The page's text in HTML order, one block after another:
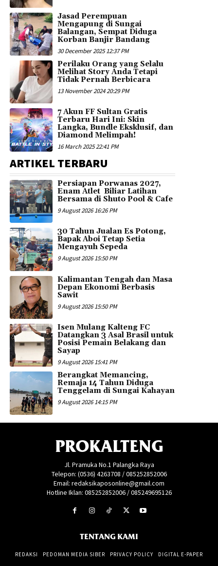
Jasad Perempuan
Mengapung di Sungai
Balangan, Sempat Diduga
Korban Banjir Bandang
30 December 2025 12:37 PM
Perilaku Orang yang Selalu
Melihat Story Anda Tetapi
Tidak Pernah Berbicara
13 November 2024 20:29 PM
7 Akun FF Sultan Gratis
Terbaru Hari Ini: Skin
Langka, Bundle Eksklusif, dan
Diamond Melimpah!
16 March 2025 22:41 PM
ARTIKEL TERBARU
Persiapan Porwanas 2027,
Enam Atlet Biliar Latihan
Bersama di Shuto Pool & Cafe
9 August 2026 16:26 PM
30 Tahun Jualan Es Potong,
Bapak Aboi Tetap Setia
Mengayuh Sepeda
9 August 2026 15:50 PM
Kalimantan Tengah dan Masa
Depan Ekonomi Berbasis
Sawit
9 August 2026 15:50 PM
Isen Mulang Kalteng FC
Datangkan 3 Asal Brasil untuk
Posisi Pemain Belakang dan
Sayap
9 August 2026 15:41 PM
Berangkat Memancing,
Remaja 14 Tahun Diduga
Tenggelam di Sungai Kahayan
9 August 2026 14:15 PM
PROKALTENG
Jl. Pramuka No.1 Palangka Raya
Telepon: (0536) 4263708 / 085252852006
Email: redaksikaposonline@gmail.com
Hotline Iklan: 085252852006 / 085249695126
TENTANG KAMI
REDAKSI PEDOMAN MEDIA SIBER PRIVACY POLICY DIGITAL E-PAPER